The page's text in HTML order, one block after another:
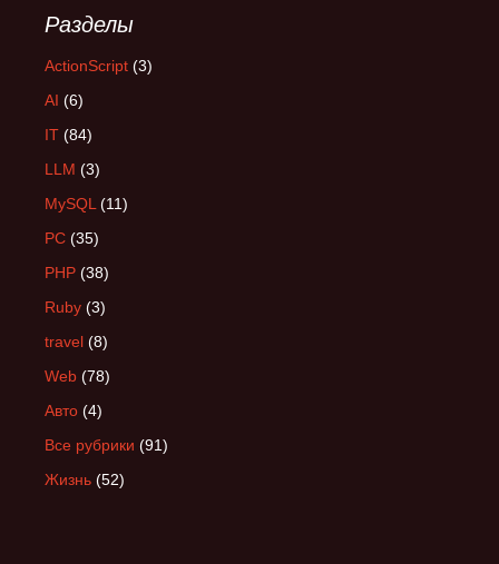
Разделы
ActionScript (3)
AI (6)
IT (84)
LLM (3)
MySQL (11)
PC (35)
PHP (38)
Ruby (3)
travel (8)
Web (78)
Авто (4)
Все рубрики (91)
Жизнь (52)